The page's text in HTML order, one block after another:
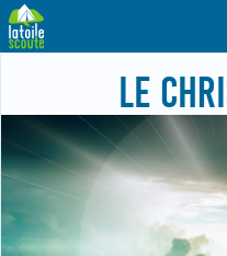
LE